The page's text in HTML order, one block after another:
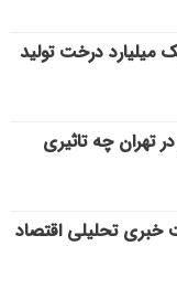
میلیارد درخت تولید
تهران چه تاثیری
خبری تحلیلی اقتصاد